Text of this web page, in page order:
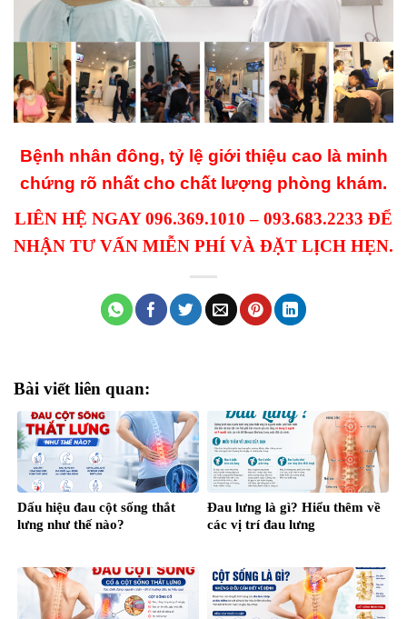
Bệnh nhân đông, tỷ lệ giới thiệu cao là minh
chứng rõ nhất cho chất lượng phòng khám.
LIÊN HỆ NGAY 096.369.1010 – 093.683.2233 ĐỂ
NHẬN TƯ VẤN MIỄN PHÍ VÀ ĐẶT LỊCH HẸN.
Bài viết liên quan:
Dấu hiệu đau cột sống thắt
lưng như thế nào?
Đau lưng là gì? Hiểu thêm về
các vị trí đau lưng